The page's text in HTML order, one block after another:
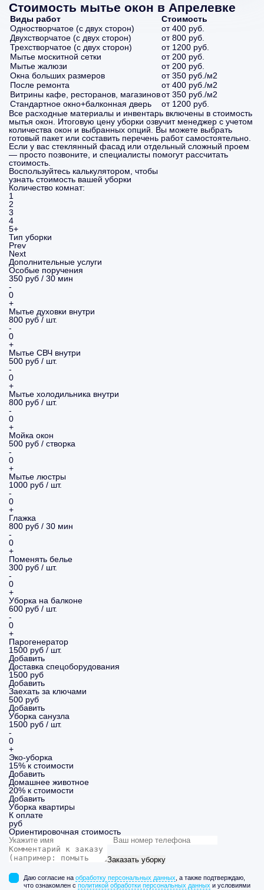
Стоимость мытье окон в Апрелевке
Виды работ
Стоимость
Одностворчатое (с двух сторон)
от 400 руб.
Двухстворчатое (с двух сторон)
от 800 руб.
Трехстворчатое (с двух сторон)
от 1200 руб.
Мытье москитной сетки
от 200 руб.
Мытье жалюзи
от 200 руб.
Окна больших размеров
от 350 руб./м2
После ремонта
от 400 руб./м2
Витрины кафе, ресторанов, магазиновот 350 руб./м2
Стандартное окно+балконная дверь
от 1200 руб.
Все расходные материалы и инвентарь включены в стоимость
мытья окон. Итоговую цену уборки озвучит менеджер с учетом
количества окон и выбранных опций. Вы можете выбрать
готовый пакет или составить перечень работ самостоятельно.
Если у вас стеклянный фасад или отдельный сложный проем
— просто позвоните, и специалисты помогут рассчитать
стоимость.
Воспользуйтесь калькулятором, чтобы
узнать стоимость вашей уборки
Количество комнат:
1
2
3
4
5+
Тип уборки
Prev
Next
Дополнительные услуги
Особые поручения
350 руб / 30 мин
-
0
+
Мытье духовки внутри
800 руб / шт.
-
0
+
Мытье СВЧ внутри
500 руб / шт.
-
0
+
Мытье холодильника внутри
800 руб / шт.
-
0
+
Мойка окон
500 руб / створка
-
0
+
Мытье люстры
1000 руб / шт.
-
0
+
Глажка
800 руб / 30 мин
-
0
+
Поменять белье
300 руб / шт.
-
0
+
Уборка на балконе
600 руб / шт.
-
0
+
Парогенератор
1500 руб / шт.
Добавить
Доставка спецоборудования
1500 руб
Добавить
Заехать за ключами
500 руб
Добавить
Уборка санузла
1500 руб / шт.
-
0
+
Эко-уборка
15% к стоимости
Добавить
Домашнее животное
20% к стоимости
Добавить
Уборка квартиры
К оплате
руб
Ориентировочная стоимость
Заказать уборку
Даю согласие на обработку персональных данных , а также подтверждаю,
что ознакомлен с политикой обработки персональных данных и условиями